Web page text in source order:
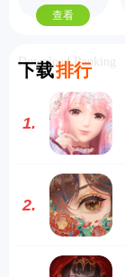
查看
下载排行
Download Ranking
1.
2.